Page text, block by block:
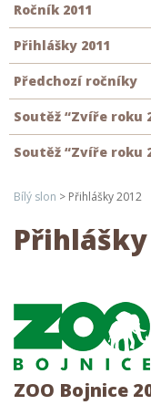
Ročník 2011
Přihlášky 2011
Předchozí ročníky
Soutěž “Zvíře roku
Soutěž “Zvíře roku
Bílý slon > Přihlášky 2012
Přihlášky
ZOO Bojnice